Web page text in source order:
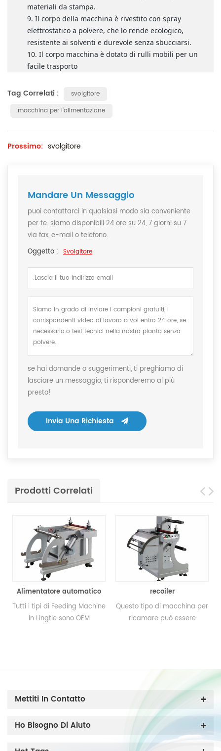
materiali da stampa.
Il corpo della macchina è rivestito con spray
elettrostatico a polvere, che lo rende ecologico,
resistente ai solventi e durevole senza sbucciarsi.
Il corpo macchina è dotato di rulli mobili per un
facile trasporto
Tag Correlati :
svolgitore
macchina per l'alimentazione
Prossimo: svolgitore
Mandare Un Messaggio
puoi contattarci in qualsiasi modo sia conveniente
per te. siamo disponibili 24 ore su 24, 7 giorni su 7
via fax, e-mail o telefono.
Oggetto : Svolgitore
se hai domande o suggerimenti, ti preghiamo di
lasciare un messaggio, ti risponderemo al più
presto!
Invia Una Richiesta
Prodotti Correlati
Alimentatore automatico
Tutti i tipi di Feeding Machine
in Lingtie sono OEM
recoiler
Questo tipo di macchina per
ricamare può essere
l'imballaggio e il forno di
polimerizzazione.
Mettiti In Contatto
Ho Bisogno Di Aiuto